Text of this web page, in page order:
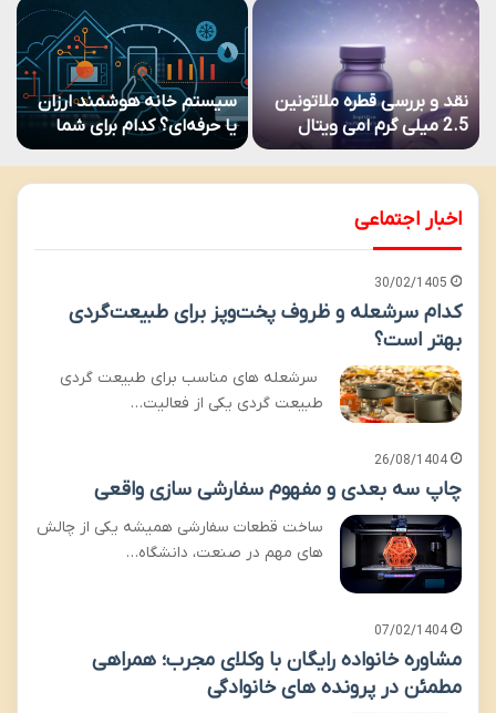
نقد و بررسی قطره ملاتونین
2.5 میلی گرم امی ویتال
سیستم خانه هوشمند ارزان
یا حرفه‌ای؟ کدام برای شما
مناسب است؟
اخبار اجتماعی
30/02/1405
کدام سرشعله و ظروف پخت‌وپز برای طبیعت‌گردی
بهتر است؟
سرشعله های مناسب برای طبیعت گردی
طبیعت گردی یکی از فعالیت…
26/08/1404
چاپ سه بعدی و مفهوم سفارشی سازی واقعی
ساخت قطعات سفارشی همیشه یکی از چالش
های مهم در صنعت، دانشگاه…
07/02/1404
مشاوره خانواده رایگان با وکلای مجرب؛ همراهی
مطمئن در پرونده های خانوادگی